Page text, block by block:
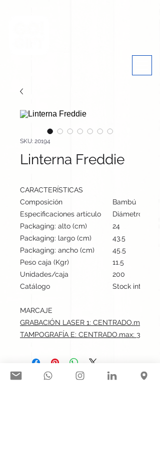
SKU: 20194
Linterna Freddie
CARACTERÍSTICAS
Composición
Bambú
Especificaciones artículo
Diámetro: 3.4
Packaging: alto (cm)
24
Packaging: largo (cm)
43.5
Packaging: ancho (cm)
45.5
Peso caja (Kgr)
11.5
Unidades/caja
200
Catálogo
Stock
MARCAJE
GRABACIÓN LASER 1: CENTRADO.max:
TAMPOGRAFÍA E: CENTRADO.max: 3.5x1 cm